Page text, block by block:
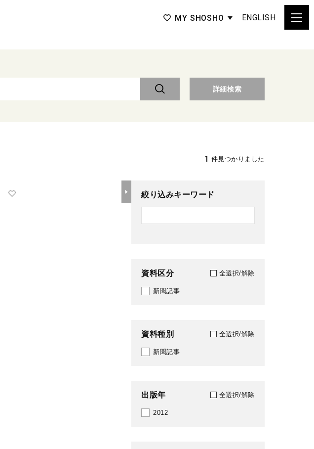
MY SHOSHO ENGLISH
詳細検索
1 件見つかりました
絞り込みキーワード
資料区分 全選択/解除
新聞記事
資料種別 全選択/解除
新聞記事
出版年 全選択/解除
2012